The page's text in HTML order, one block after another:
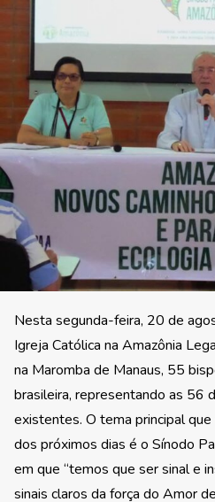
Nesta segunda-feira, 20 de
Igreja Católica na Amazônia
na Maromba de Manaus, 55
brasileira, representando as 56
existentes. O tema principal
dos próximos dias é o Sínodo
em que “temos que ser sinal e
sinais claros da força do Amor